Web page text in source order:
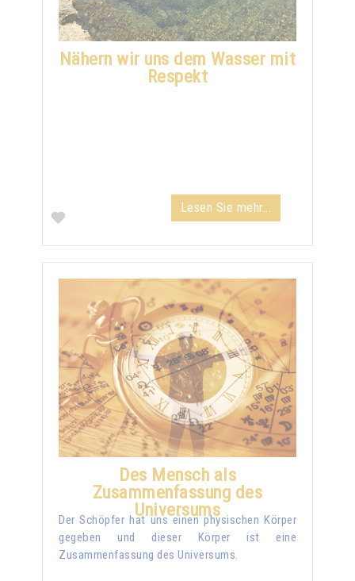
Nähern wir uns dem Wasser mit
Respekt
Lesen Sie mehr...
Des Mensch als
Zusammenfassung des
Universums
Der Schöpfer hat uns einen physischen Körper
gegeben und dieser Körper ist eine
Zusammenfassung des Universums.